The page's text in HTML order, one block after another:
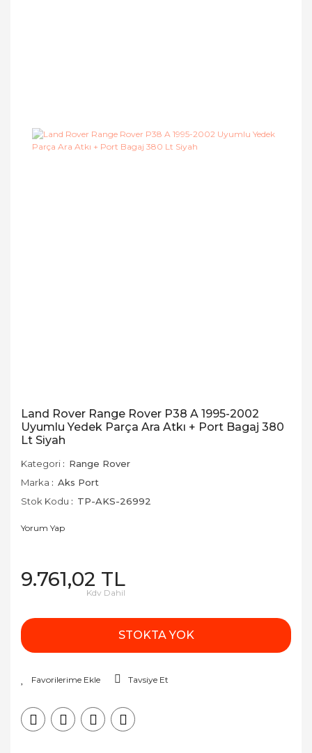
Land Rover Range Rover P38 A 1995-2002
Uyumlu Yedek Parça Ara Atkı + Port Bagaj 380
Lt Siyah
Kategori
Range Rover
Marka
Aks Port
Stok Kodu
TP-AKS-26992
Yorum Yap
9.761,02 TL
Kdv Dahil
STOKTA YOK
Tavsiye Et